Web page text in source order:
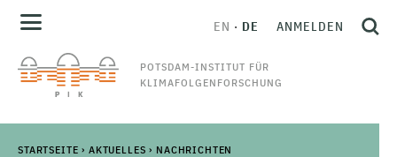
POTSDAM-INSTITUT FÜR
KLIMAFOLGENFORSCHUNG
EN DE ANMELDEN
STARTSEITE › AKTUELLES › NACHRICHTEN